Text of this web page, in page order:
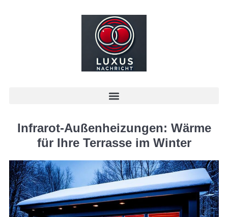
Infrarot-Außenheizungen: Wärme
für Ihre Terrasse im Winter